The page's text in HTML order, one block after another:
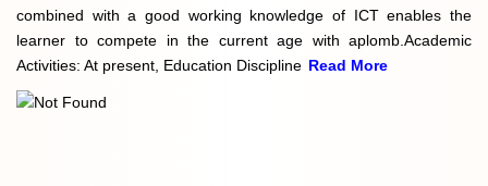
combined with a good working knowledge of ICT enables the
learner to compete in the current age with aplomb.Academic
Activities: At present, Education Discipline Read More